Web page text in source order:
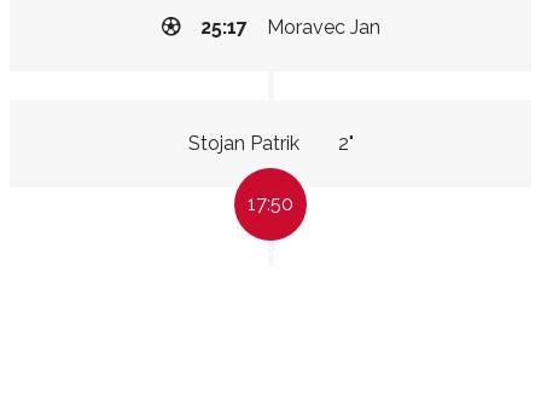
Moravec Jan
25:17
Stojan Patrik 2"
17:50